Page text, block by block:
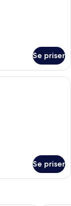
Se priser
(King, Sofa) |
Se priser